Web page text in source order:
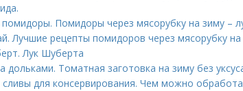
Помидоры через мясорубку на зиму –
Лучшие рецепты помидоров через мясорубку на
Лук Шуберта
Томатная заготовка на зиму без
сливы для консервирования. Чем можно